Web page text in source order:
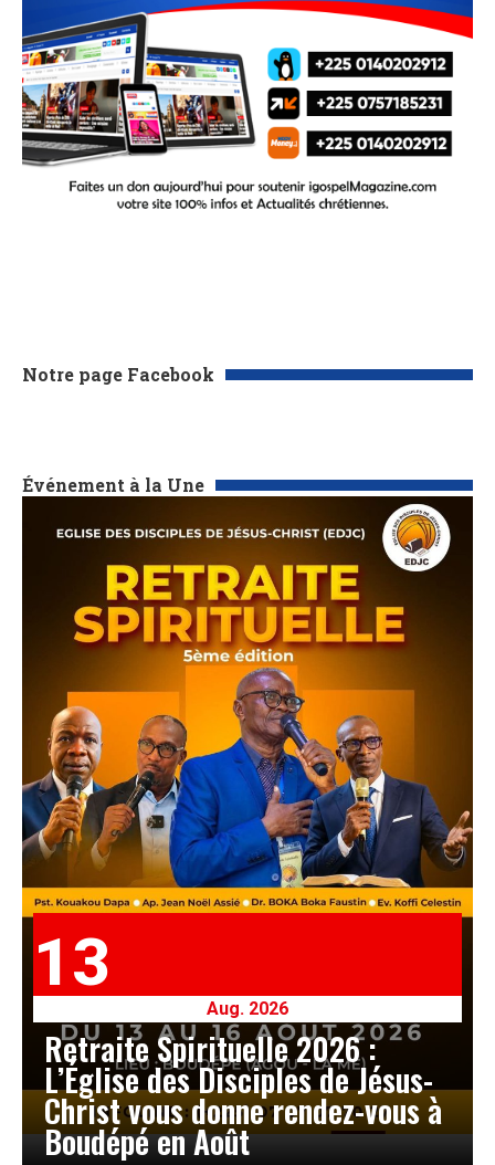
Notre page Facebook
Événement à la Une
13
Aug. 2026
Retraite Spirituelle 2026 :
L’Église des Disciples de Jésus-
Christ vous donne rendez-vous à
Boudépé en Août